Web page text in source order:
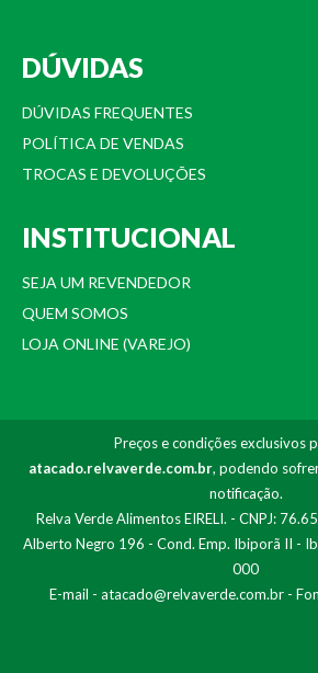
DÚVIDAS
DÚVIDAS FREQUENTES
POLÍTICA DE VENDAS
TROCAS E DEVOLUÇÕES
INSTITUCIONAL
SEJA UM REVENDEDOR
QUEM SOMOS
LOJA ONLINE (VAREJO)
Preços e condições exclusivos
atacado.relvaverde.com.br, podendo
notificação.
Relva Verde Alimentos EIRELI. - CNPJ:
Alberto Negro 196 - Cond. Emp. Ibiporã II -
000
E-mail - atacado@relvaverde.com.br-